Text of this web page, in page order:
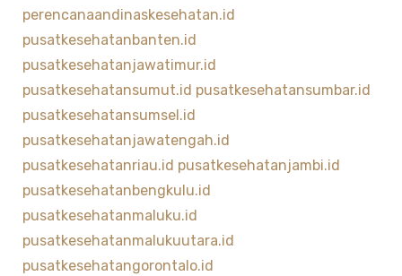
perencanaandinaskesehatan.id
pusatkesehatanbanten.id
pusatkesehatanjawatimur.id
pusatkesehatansumut.id pusatkesehatansumbar.id
pusatkesehatansumsel.id
pusatkesehatanjawatengah.id
pusatkesehatanriau.id pusatkesehatanjambi.id
pusatkesehatanbengkulu.id
pusatkesehatanmaluku.id
pusatkesehatanmalukuutara.id
pusatkesehatangorontalo.id